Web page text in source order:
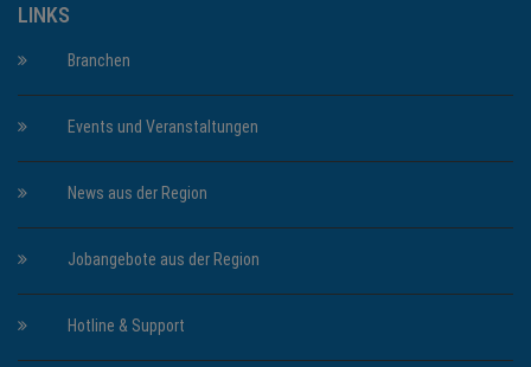
LINKS
Branchen
Events und Veranstaltungen
News aus der Region
Jobangebote aus der Region
Hotline & Support